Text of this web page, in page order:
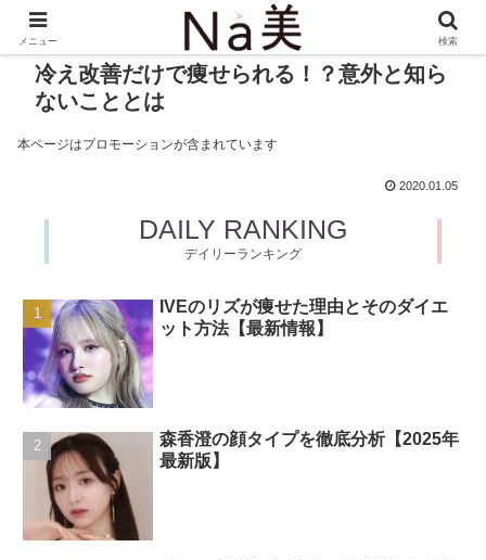
冷え改善だけで痩せられる！？意外と知ら
ないこととは
本ページはプロモーションが含まれています
2020.01.05
DAILY RANKING
デイリーランキング
IVEのリズが痩せた理由とそのダイエ
ット方法【最新情報】
森香澄の顔タイプを徹底分析【2025年
最新版】
メニュー 検索